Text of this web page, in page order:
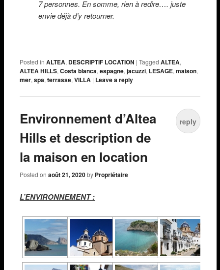
7 personnes. En somme, rien à redire…. juste
envie déjà d’y retourner.
Posted in ALTEA, DESCRIPTIF LOCATION |Tagged ALTEA,
ALTEA HILLS,Costa blanca,espagne,jacuzzi, LESAGE,maison,
mer,spa,terrasse,VILLA | Leave a reply
Environnement d’Altea
Hills et description de
la maison en location
Posted onaoût 21, 2020 by Propriétaire
reply
L’ENVIRONNEMENT :